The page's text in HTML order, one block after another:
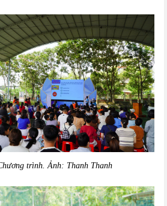
trình. Ảnh: Thanh Thanh